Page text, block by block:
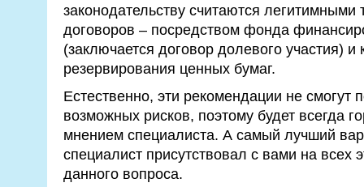
законодательству считаются легитимными
договоров – посредством фонда
(заключается договор долевого участия) и
резервирования ценных бумаг.
Естественно, эти рекомендации не смогут
возможных рисков, поэтому будет всегда
мнением специалиста. А самый лучший
специалист присутствовал с вами на всех
данного вопроса.